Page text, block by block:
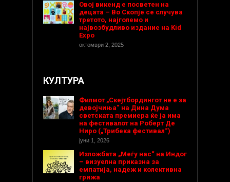
Овој викенд е посветен на
децата – Во Скопје се случува
третото, најголемо и
највозбудливо издание на Kid
Expo
октомври 2, 2025
КУЛТУРА
Филмот „Скејтбордингот не е за
девојчиња“ на Дина Дума
светската премиера ќе ја има
на фестивалот на Роберт Де
Ниро („Трибека фестивал“)
јуни 1, 2026
Изложбата „Меѓу нас“ на Индог
– визуелна приказна за
емпатија, надеж и колективна
грижа